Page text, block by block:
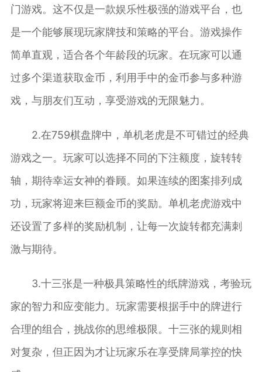
门游戏。这不仅是一款娱乐性极强的游戏平台，也
是一个能够展现玩家牌技和策略的平台。游戏操作
简单直观，适合各个年龄段的玩家。在玩家可以通
过多个渠道获取金币，利用手中的金币参与多种游
戏，与朋友们互动，享受游戏的无限魅力。
2.在759棋盘牌中，单机老虎是不可错过的经典
游戏之一。玩家可以选择不同的下注额度，旋转转
轴，期待幸运女神的眷顾。如果连续的图案排列成
功，玩家将迎来巨额金币的奖励。单机老虎游戏中
还设置了多样的奖励机制，让每一次旋转都充满刺
激与期待。
3.十三张是一种极具策略性的纸牌游戏，考验玩
家的智力和应变能力。玩家需要根据手中的牌进行
合理的组合，挑战你的思维极限。十三张的规则相
对复杂，但正因为才让玩家乐在享受牌局掌控的快